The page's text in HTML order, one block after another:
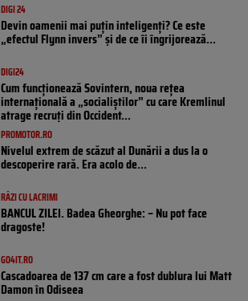
DIGI 24
Devin oamenii mai puțin inteligenți? Ce este
„efectul Flynn invers” și de ce îi îngrijorează...
DIGI24
Cum funcționează Sovintern, noua rețea
internațională a „socialiștilor” cu care Kremlinul
atrage recruți din Occident...
PROMOTOR.RO
Nivelul extrem de scăzut al Dunării a dus la o
descoperire rară. Era acolo de...
RÂZI CU LACRIMI
BANCUL ZILEI. Badea Gheorghe: – Nu pot face
dragoste!
GO4IT.RO
Cascadoarea de 137 cm care a fost dublura lui Matt
Damon în Odiseea